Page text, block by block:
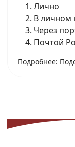
Лично
В личном
Через
Почтой
Подробнее: